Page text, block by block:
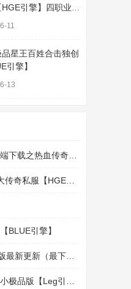
引擎】四职业疯
11
星王百姓合击独创
引擎】
13
BLUE引擎】